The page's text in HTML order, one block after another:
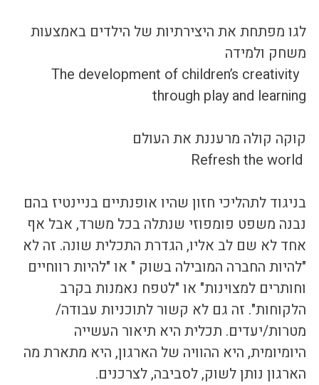
לגו מפתחת את היצירתיות של הילדים באמצעות
משחק ולמידה
The development of children’s creativity
through play and learning
קוקה קולה מרעננת את העולם
בניגוד לתהליכי חזון שהיו אופנתיים בניינטיז בהם
נבנה משפט פומפוזי שנתלה בכל משרד, אבל אף
אחד לא שם לב אליו, הגדרת התכלית שונה. זה לא
"להיות החברה המובילה בשוק " או "להיות רווחיים
וחותרים למצוינות" או "לטפח נאמנות בקרב
הלקוחות". זה גם לא קשור לתוכניות עבודה/
מטרות/יעדים. תכלית היא תיאור העשייה
היומיומית, היא ההוויה של הארגון, היא מתארת מה
הארגון נותן לשוק, לסביבה, לצרכנים.